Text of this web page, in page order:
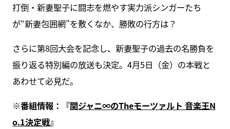
打倒・新妻聖子に闘志を燃やす実力派シンガーたち
が“新妻包囲網”を敷くなか、勝敗の行方は？
さらに第8回大会を記念し、新妻聖子の過去の名勝負を
振り返る特別編の放送も決定。4月5日（金）の本戦と
あわせて必見だ。
※番組情報：『関ジャニ∞のTheモーツァルト 音楽王N
o.1決定戦』